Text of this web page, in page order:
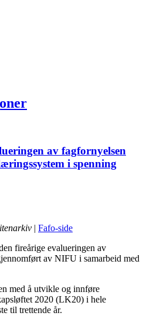
av fagfornyelsen
i spenning
| Fafo-side
fireårige evalueringen av
av NIFU i samarbeid med
med å utvikle og innføre
2020 (LK20) i hele
til trettende år.